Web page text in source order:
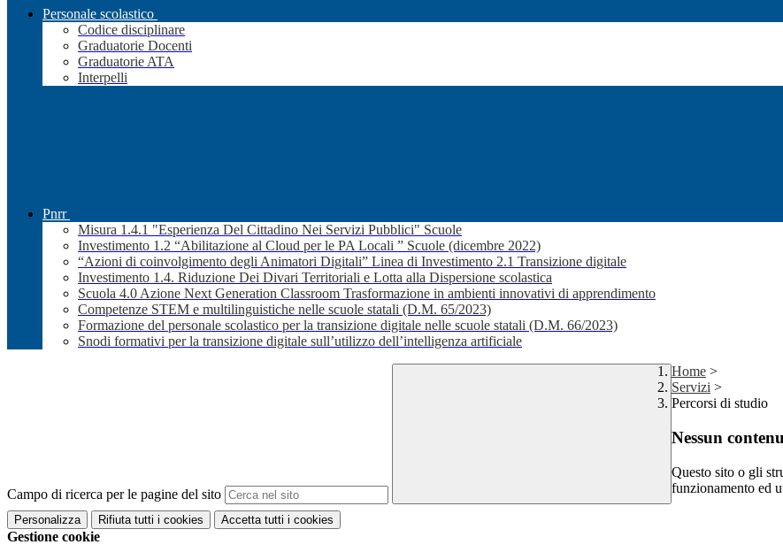
Personale scolastico
Codice disciplinare
Graduatorie Docenti
Graduatorie ATA
Interpelli
Pnrr
Misura 1.4.1 "Esperienza Del Cittadino Nei Servizi Pubblici" Scuole
Investimento 1.2 “Abilitazione al Cloud per le PA Locali ” Scuole (dicembre 2022)
“Azioni di coinvolgimento degli Animatori Digitali” Linea di Investimento 2.1 Transizione digitale
Investimento 1.4. Riduzione Dei Divari Territoriali e Lotta alla Dispersione scolastica
Scuola 4.0 Azione Next Generation Classroom Trasformazione in ambienti innovativi di apprendimento
Competenze STEM e multilinguistiche nelle scuole statali (D.M. 65/2023)
Formazione del personale scolastico per la transizione digitale nelle scuole statali (D.M. 66/2023)
Snodi formativi per la transizione digitale sull’utilizzo dell’intelligenza artificiale
Campo di ricerca per le pagine del sito
Home >
Servizi >
Percorsi di studio
Nessun
Questo sito o gli
funzionamento ed
Personalizza Rifiuta tutti i cookies Accetta tutti i cookies
Gestione cookie